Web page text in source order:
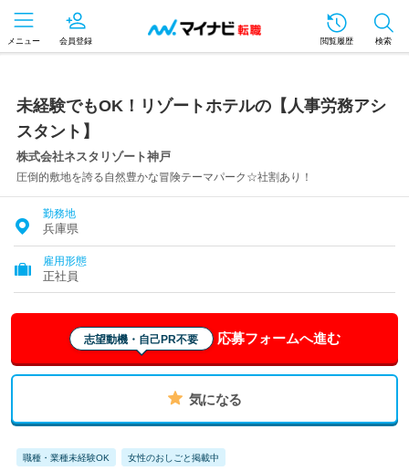
メニュー 会員登録 閲覧履歴 検索
未経験でもOK！リゾートホテルの【人事労務アシ
スタント】
株式会社ネスタリゾート神戸
圧倒的敷地を誇る自然豊かな冒険テーマパーク☆社割あり！
勤務地
兵庫県
雇用形態
正社員
志望動機・自己PR不要 応募フォームへ進む
気になる
職種・業種未経験OK 女性のおしごと掲載中